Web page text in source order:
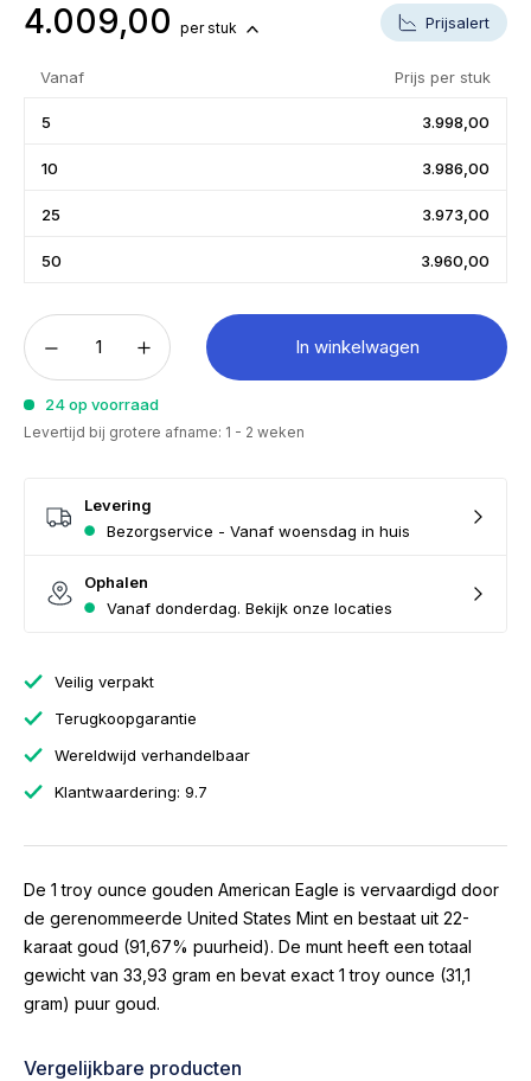
4.009,00 per stuk Prijsalert
Vanaf Prijs per stuk
5 3.998,00
10 3.986,00
25 3.973,00
50 3.960,00
In winkelwagen
24 op voorraad
Levertijd bij grotere afname: 1 - 2 weken
Levering
Bezorgservice - Vanaf woensdag in huis
Ophalen
Vanaf donderdag. Bekijk onze locaties
Veilig verpakt
Terugkoopgarantie
Wereldwijd verhandelbaar
Klantwaardering: 9.7
De 1 troy ounce gouden American Eagle is vervaardigd door
de gerenommeerde United States Mint en bestaat uit 22-
karaat goud (91,67% puurheid). De munt heeft een totaal
gewicht van 33,93 gram en bevat exact 1 troy ounce (31,1
gram) puur goud.
Vergelijkbare producten